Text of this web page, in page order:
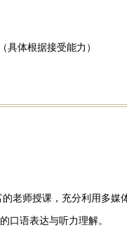
具体根据接受能力）
老师授课，充分利用多
口语表达与听力理解。